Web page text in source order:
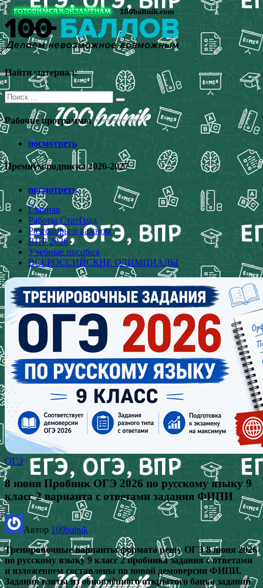
Перейти
к
содержимому
Найти материал:
Поиск
для:
Рабочие программы
посмотреть
Премиум подписка 2026-2027
посмотреть
Главная
Работы СтатГрад
Разговоры о важном
ВПР 2026
Учебные пособия
ВСЕРОССИЙСКИЕ ОЛИМПИАДЫ
ОГЭ
8 июня Пробник ОГЭ 2026 по русскому языку 9
класс 2 варианта с ответами задания ФИПИ
Автор 100balnik
Тренировочные варианты формата решу ОГЭ 8 июня 2026
по русскому языку 9 класс 2 пробника задания с ответами
и изложением составлены по новой демоверсии ФИПИ.
Задания взяты из обновлённого открытого банка заданий